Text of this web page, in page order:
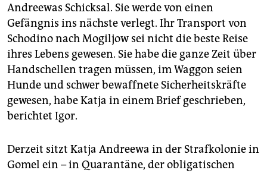
Andreewas Schicksal. Sie werde von einen
Gefängnis ins nächste verlegt. Ihr Transport von
Schodino nach Mogiljow sei nicht die beste Reise
ihres Lebens gewesen. Sie habe die ganze Zeit über
Handschellen tragen müssen, im Waggon seien
Hunde und schwer bewaffnete Sicherheitskräfte
gewesen, habe Katja in einem Brief geschrieben,
berichtet Igor.
Derzeit sitzt Katja Andreewa in der Strafkolonie in
Gomel ein – in Quarantäne, der obligatischen